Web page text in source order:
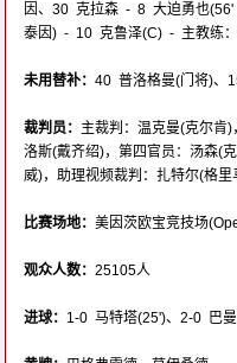
因、30 克拉森 - 8 大迫勇也
泰因) - 10 克鲁泽(C) - 主教练
未用替补： 40 普洛格曼(门将)、
裁判员： 主裁判：温克曼(克尔肯
洛斯(戴齐绍)，第四官员：汤森(
威)，助理视频裁判：扎特尔(格里
比赛场地： 美因茨欧宝竞技场
观众人数： 25105人
进球： 1-0 马特塔(25')、2-0 巴